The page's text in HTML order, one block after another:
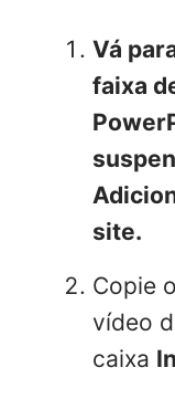
Vá
faixa
site.
Copie
vídeo
caixa